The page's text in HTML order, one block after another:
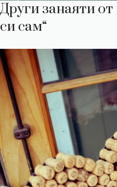
Други занаяти
си сам“